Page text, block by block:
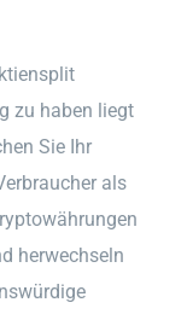
zu haben liegt
Sie Ihr
als
herwechseln